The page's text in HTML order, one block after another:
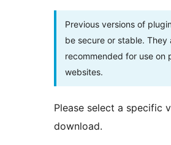
Previous versions of
be secure or stable. They
recommended for use on
websites.
Please select a specific
download.